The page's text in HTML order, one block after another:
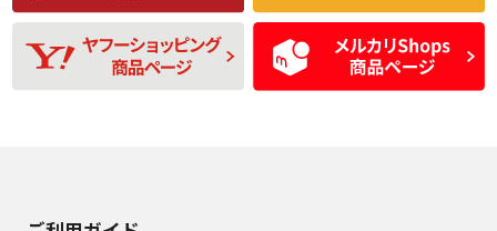
D
使用感や目立つ傷が
あり、一般的な中古
品
D
残り溝も少なく、偏
磨耗がみられ、短期
間使用できるくらい
の中古品